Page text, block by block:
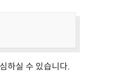
하실 수 있습니다.